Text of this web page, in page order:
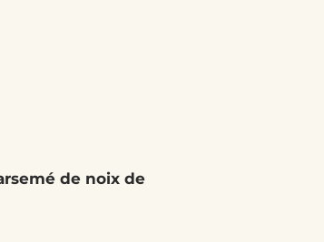
de noix de